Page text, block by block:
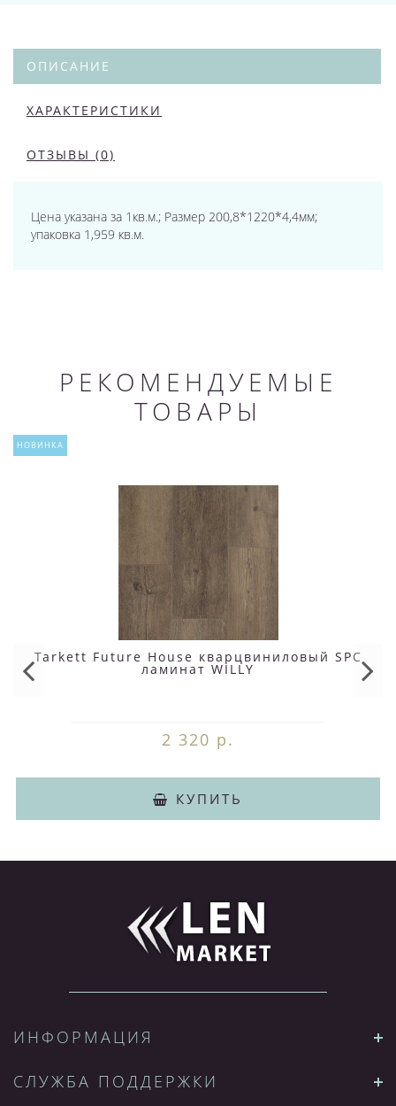
ОПИСАНИЕ
ХАРАКТЕРИСТИКИ
ОТЗЫВЫ (0)
Цена указана за 1кв.м.; Размер 200,8*1220*4,4мм;
упаковка 1,959 кв.м.
РЕКОМЕНДУЕМЫЕ
ТОВАРЫ
НОВИНКА
Tarkett Future House кварцвиниловый SPC
ламинат WILLY
2 320 р.
КУПИТЬ
ИНФОРМАЦИЯ
СЛУЖБА ПОДДЕРЖКИ